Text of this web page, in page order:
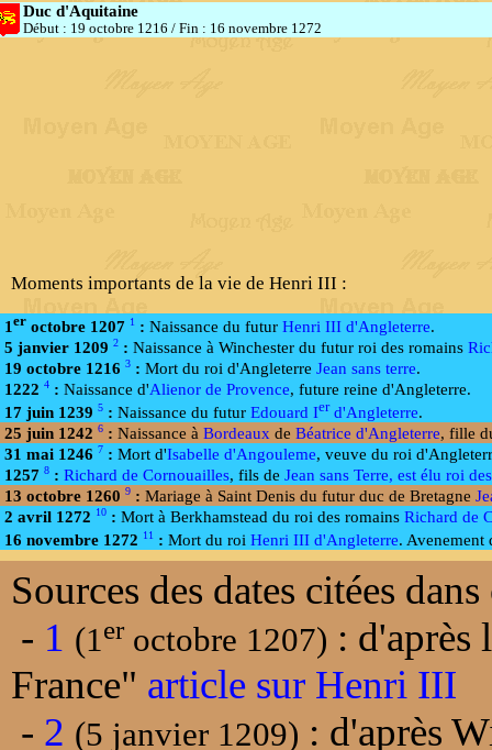
Duc d'Aquitaine
Début : 19 octobre 1216 / Fin : 16 novembre 1272
Moments importants de la vie de Henri III :
1 er octobre 1207 1 : Naissance du futur Henri III d'Angleterre.
5 janvier 1209 2 : Naissance à Winchester du futur roi des romains
19 octobre 1216 3 : Mort du roi d'Angleterre Jean sans terre.
1222 4 : Naissance d'Alienor de Provence, future reine d'Angleterre.
17 juin 1239 5 : Naissance du futur Edouard Ierd'Angleterre.
25 juin 1242 6 : Naissance à Bordeaux de Béatrice d'Angleterre, fille
31 mai 1246 7 : Mort d'Isabelle d'Angouleme, veuve du roi
1257 8 : Richard de Cornouailles, fils de Jean sans Terre, est élu roi
13 octobre 1260 9 : Mariage à Saint Denis du futur duc de Bretagne
2 avril 1272 10 : Mort à Berkhamstead du roi des romains Richard de
16 novembre 1272 11 : Mort du roi Henri III d'Angleterre. Avenement
Sources des dates citées
- 1 (1er octobre 1207) : d'après
France" article sur Henri III
- 2 (5 janvier 1209) : d'après